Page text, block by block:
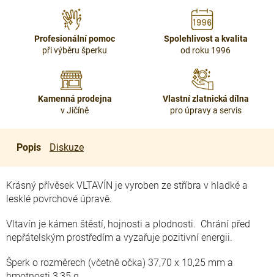
Profesionální pomoc
při výběru šperku
Spolehlivost a kvalita
od roku 1996
Kamenná prodejna
v Jičíně
Vlastní zlatnická dílna
pro úpravy a servis
Popis Diskuze
Krásný přívěsek VLTAVÍN je vyroben ze stříbra v hladké a
lesklé povrchové úpravě.
Vltavín je kámen štěstí, hojnosti a plodnosti. Chrání před
nepřátelským prostředím a vyzařuje pozitivní energii.
Šperk o rozměrech (včetně očka) 37,70 x 10,25 mm a